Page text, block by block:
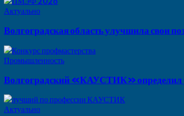
Актуально
Волгоградская область улучшила свои
Промышленность
Волгоградский «КАУСТИК» определил
Актуально